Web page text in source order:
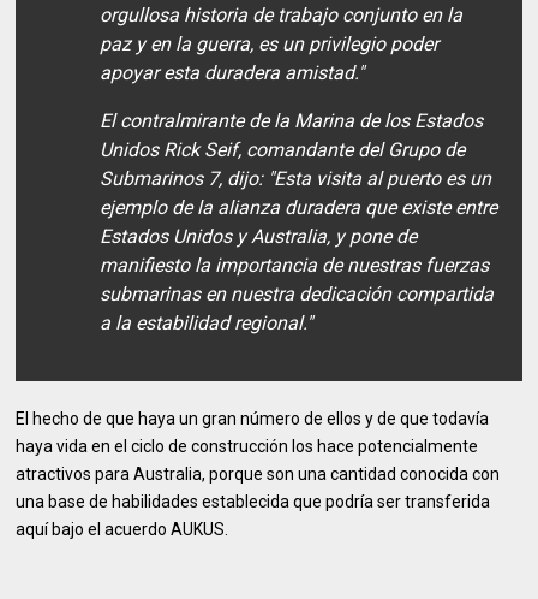
orgullosa historia de trabajo conjunto en la
paz y en la guerra, es un privilegio poder
apoyar esta duradera amistad."
El contralmirante de la Marina de los Estados
Unidos Rick Seif, comandante del Grupo de
Submarinos 7, dijo: "Esta visita al puerto es un
ejemplo de la alianza duradera que existe entre
Estados Unidos y Australia, y pone de
manifiesto la importancia de nuestras fuerzas
submarinas en nuestra dedicación compartida
a la estabilidad regional."
El hecho de que haya un gran número de ellos y de que todavía
haya vida en el ciclo de construcción los hace potencialmente
atractivos para Australia, porque son una cantidad conocida con
una base de habilidades establecida que podría ser transferida
aquí bajo el acuerdo AUKUS.